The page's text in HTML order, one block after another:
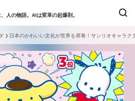
人の物語。AIは変革の起爆剤。
インタビュー
ニュース
日本オムニチャネル協会
検索
日本のかわいい文化が世界を席巻！サンリオキャラク